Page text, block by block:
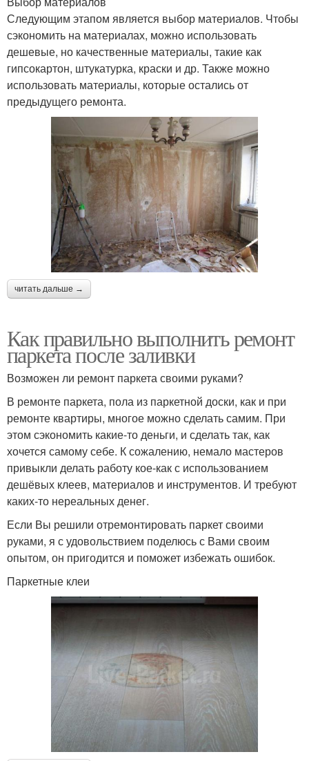
Следующим этапом является выбор материалов. Чтобы
сэкономить на материалах, можно использовать
дешевые, но качественные материалы, такие как
гипсокартон, штукатурка, краски и др. Также можно
использовать материалы, которые остались от
предыдущего ремонта.
читать дальше →
Как правильно выполнить ремонт
паркета после заливки
Возможен ли ремонт паркета своими руками?
В ремонте паркета, пола из паркетной доски, как и при
ремонте квартиры, многое можно сделать самим. При
этом сэкономить какие-то деньги, и сделать так, как
хочется самому себе. К сожалению, немало мастеров
привыкли делать работу кое-как с использованием
дешёвых клеев, материалов и инструментов. И требуют
каких-то нереальных денег.
Если Вы решили отремонтировать паркет своими
руками, я с удовольствием поделюсь с Вами своим
опытом, он пригодится и поможет избежать ошибок.
Паркетные клеи